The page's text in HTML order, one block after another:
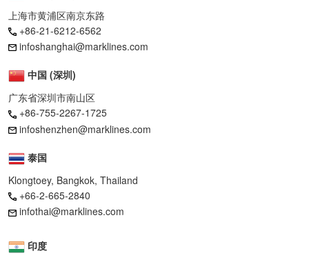
上海市黄浦区南京东路
+86-21-6212-6562
infoshanghai@marklines.com
中国 (深圳)
广东省深圳市南山区
+86-755-2267-1725
infoshenzhen@marklines.com
泰国
Klongtoey, Bangkok, Thailand
+66-2-665-2840
infothai@marklines.com
印度